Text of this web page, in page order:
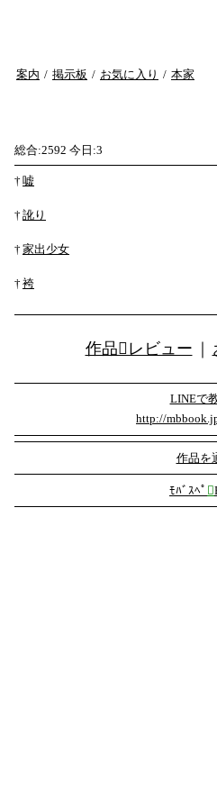
案内 / 掲示板 / お気に入り / 本家
総合:2592 今日:3
† 嘘
† 訛り
† 家出少女
† 袴
作品レビュー
LINEで
http://
作品を
ﾓﾊﾞｽﾍﾟ 